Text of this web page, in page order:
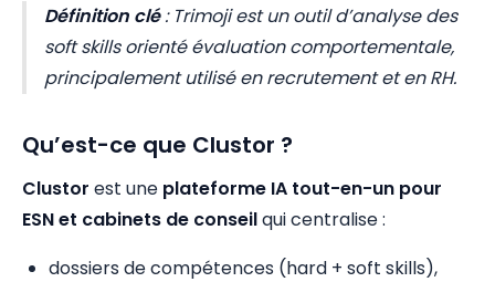
Définition clé: Trimoji est un outil d’analyse des
soft skills orienté évaluation comportementale,
principalement utilisé en recrutement et en RH.
Qu’est-ce que Clustor ?
Clustor est une plateforme IA tout-en-un pour
ESN et cabinets de conseilqui centralise :
dossiers de compétences (hard + soft skills),